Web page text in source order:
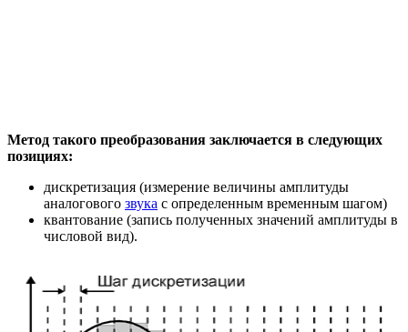
Метод такого преобразования заключается в следующих
позициях:
дискретизация (измерение величины амплитуды
аналогового звука с определенным временным шагом)
квантование (запись полученных значений амплитуды в
числовой вид).